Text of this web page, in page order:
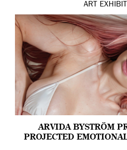
ART
ARVIDA BYSTRÖM
PROJECTED